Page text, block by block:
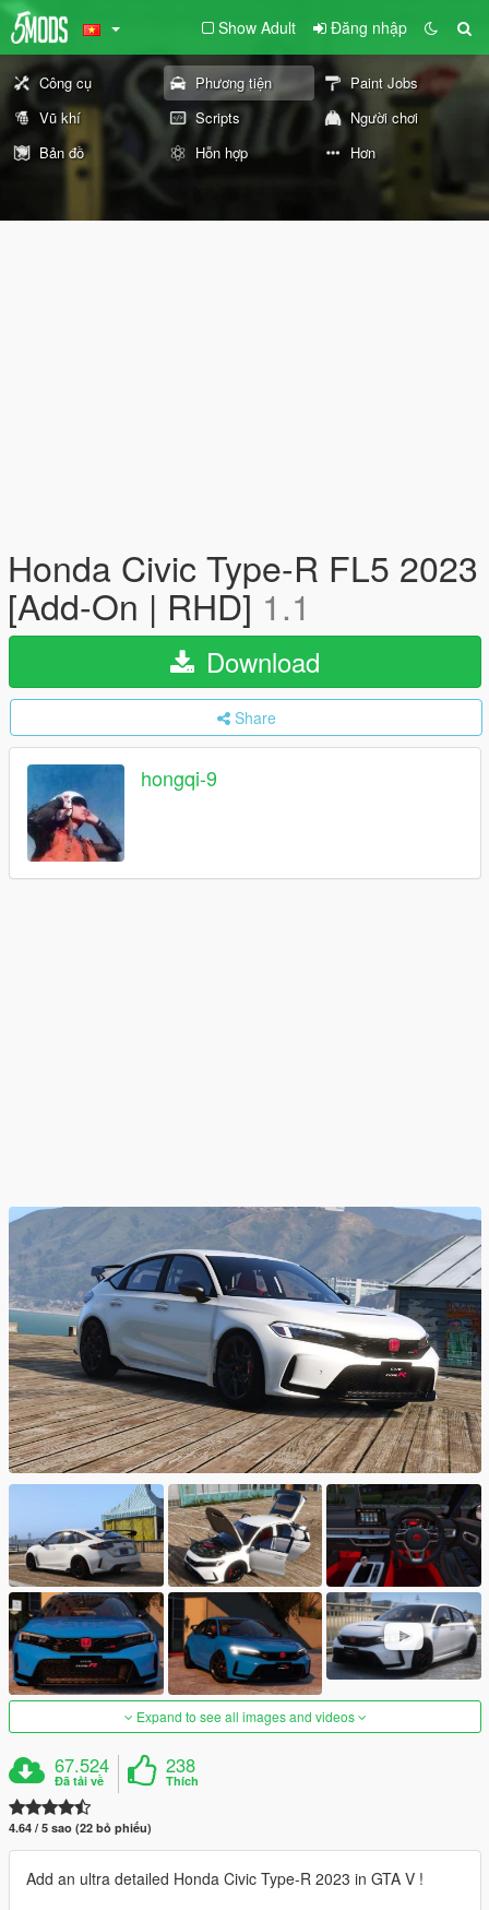
Show Adult Đăng nhập
Công cụ Phương tiện
Paint Jobs
Vũ khí
Scripts
Người chơi
Bản đồ
Hỗn hợp Hơn
Honda Civic Type-R FL5 2023
[Add-On | RHD] 1.1
Download
Share
hongqi-9
Expand to see all images and videos
67.524
Đã tải về
238
Thích
4.64 / 5 sao (22 bỏ phiếu)
Add an ultra detailed Honda Civic Type-R 2023 in GTA V !